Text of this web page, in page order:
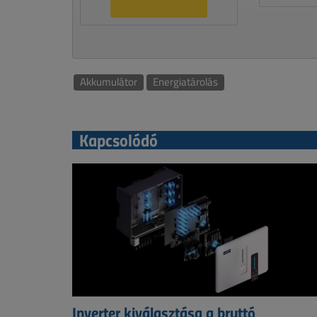
Akkumulátor Energiatárolás
Kapcsolódó
Inverter kiválasztása a bruttó